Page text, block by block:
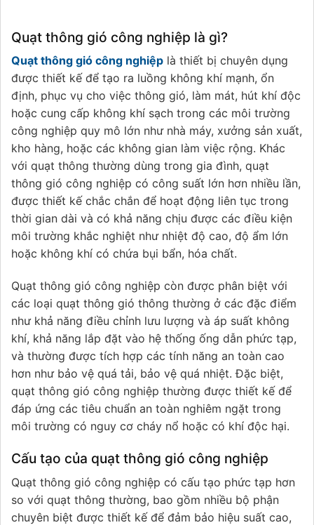
Quạt thông gió công nghiệp là gì?
Quạt thông gió công nghiệp là thiết bị chuyên dụng
được thiết kế để tạo ra luồng không khí mạnh, ổn
định, phục vụ cho việc thông gió, làm mát, hút khí độc
hoặc cung cấp không khí sạch trong các môi trường
công nghiệp quy mô lớn như nhà máy, xưởng sản xuất,
kho hàng, hoặc các không gian làm việc rộng. Khác
với quạt thông thường dùng trong gia đình, quạt
thông gió công nghiệp có công suất lớn hơn nhiều lần,
được thiết kế chắc chắn để hoạt động liên tục trong
thời gian dài và có khả năng chịu được các điều kiện
môi trường khắc nghiệt như nhiệt độ cao, độ ẩm lớn
hoặc không khí có chứa bụi bẩn, hóa chất.
Quạt thông gió công nghiệp còn được phân biệt với
các loại quạt thông gió thông thường ở các đặc điểm
như khả năng điều chỉnh lưu lượng và áp suất không
khí, khả năng lắp đặt vào hệ thống ống dẫn phức tạp,
và thường được tích hợp các tính năng an toàn cao
hơn như bảo vệ quá tải, bảo vệ quá nhiệt. Đặc biệt,
quạt thông gió công nghiệp thường được thiết kế để
đáp ứng các tiêu chuẩn an toàn nghiêm ngặt trong
môi trường có nguy cơ cháy nổ hoặc có khí độc hại.
Cấu tạo của quạt thông gió công nghiệp
Quạt thông gió công nghiệp có cấu tạo phức tạp hơn
so với quạt thông thường, bao gồm nhiều bộ phận
chuyên biệt được thiết kế để đảm bảo hiệu suất cao,